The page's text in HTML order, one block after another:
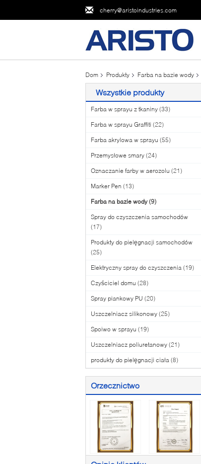
cherry@aristoindustries.com
Dom Produkty Farba na bazie wody
Wszystkie produkty
Farba w sprayu z tkaniny (33)
Farba w sprayu Graffiti (22)
Farba akrylowa w sprayu (55)
Przemysłowe smary (24)
Oznaczanie farby w aerozolu (21)
Marker Pen (13)
Farba na bazie wody (9)
Spray do czyszczenia samochodów
(17)
Produkty do pielęgnacji samochodów
(25)
Elektryczny spray do czyszczenia (19)
Czyściciel domu (28)
Spray piankowy PU (20)
Uszczelniacz silikonowy (25)
Spoiwo w sprayu (19)
Uszczelniacz poliuretanowy (21)
produkty do pielęgnacji ciała (8)
Orzecznictwo